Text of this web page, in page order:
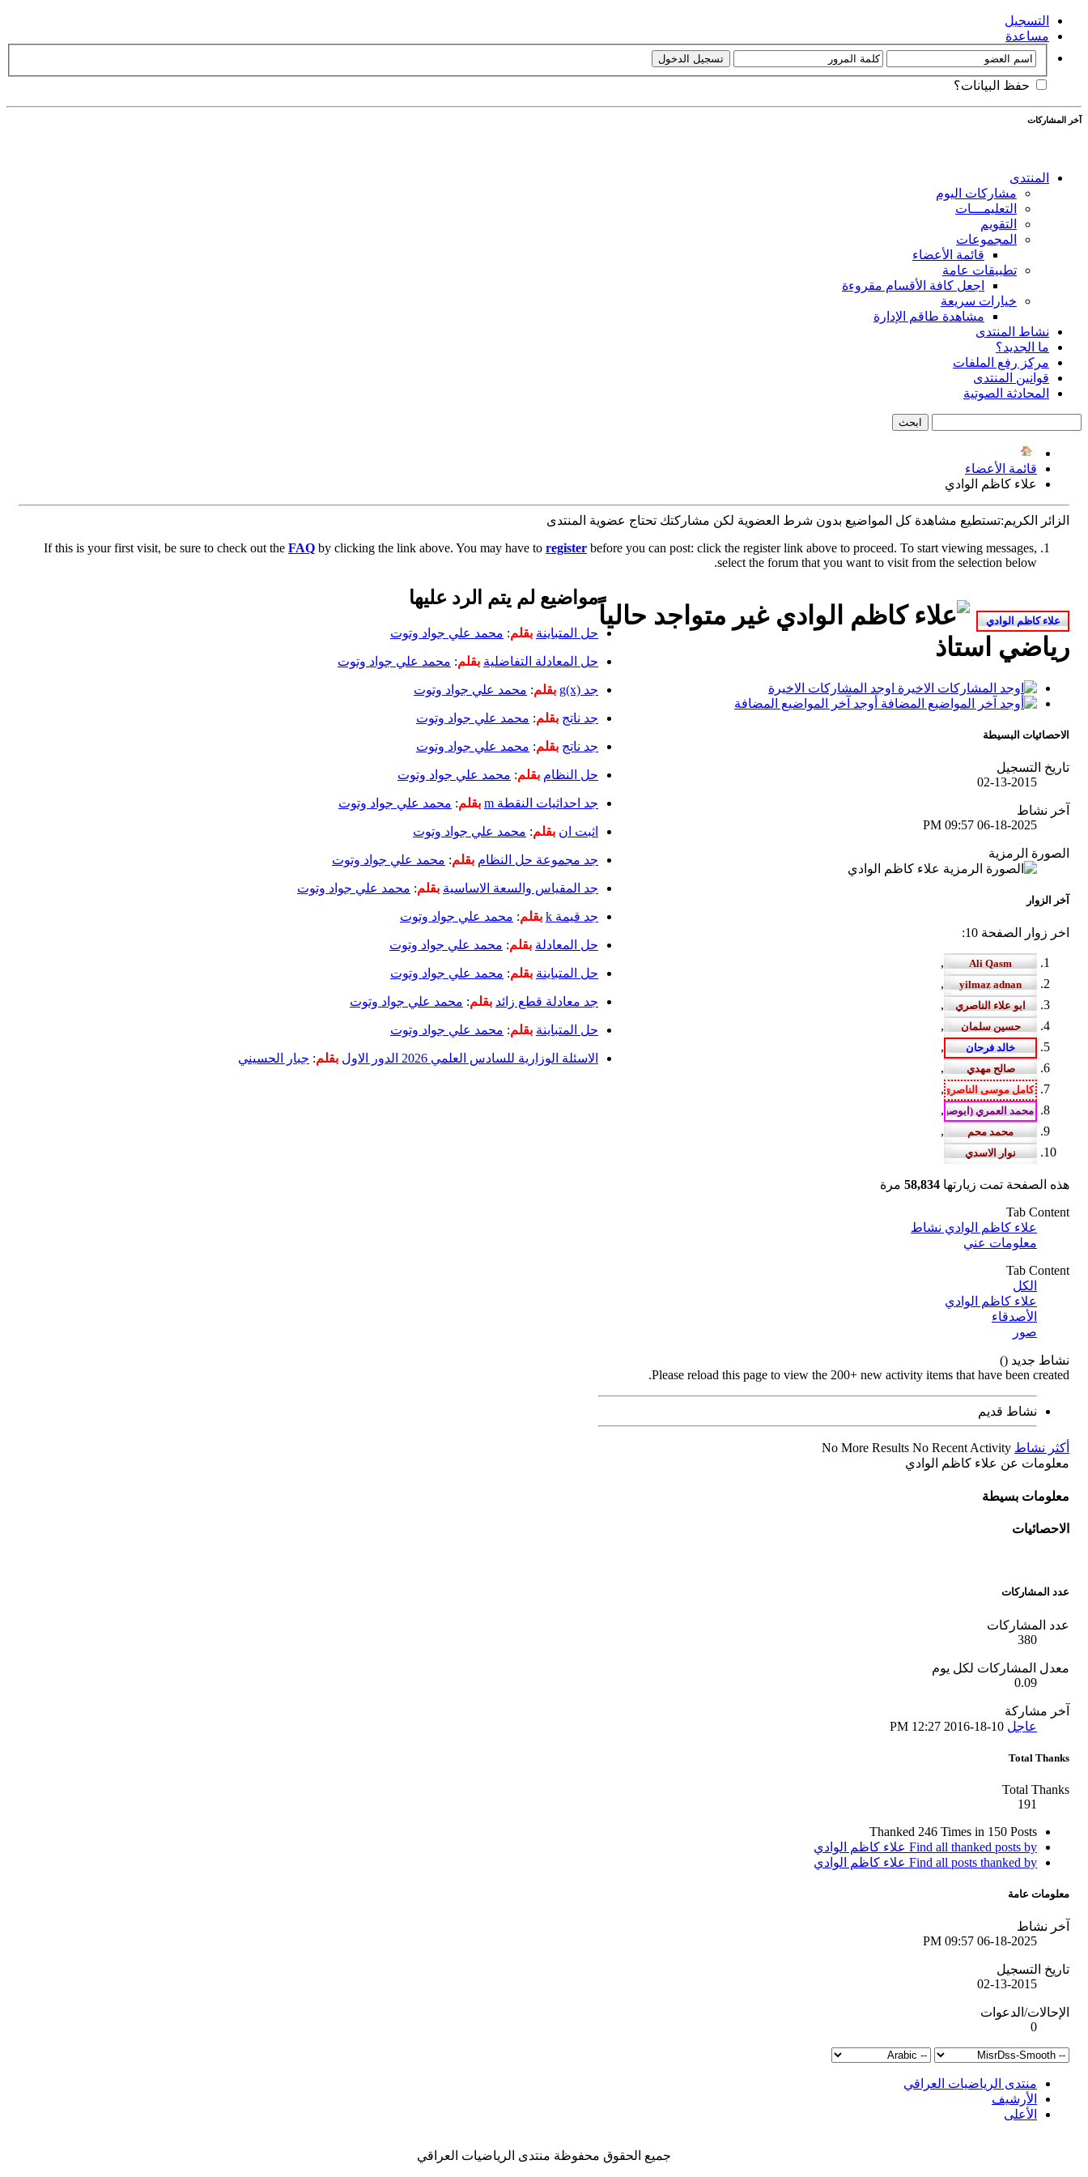
التسجيل
مساعدة
حفظ البيانات؟
آخر المشاركات
المنتدى
مشاركات اليوم
التعليمـــات
التقويم
المجموعات
قائمة الأعضاء
تطبيقات عامة
اجعل كافة الأقسام مقروءة
خيارات سريعة
مشاهدة طاقم الإدارة
نشاط المنتدى
ما الجديد؟
مركز رفع الملفات
قوانين المنتدى
المحادثة الصوتية
قائمة الأعضاء
علاء كاظم الوادي
الزائر الكريم:تستطيع مشاهدة كل المواضيع بدون شرط العضوية لكن مشاركتك تحتاج عضوية المنتدى
If this is your first visit, be sure to check out the FAQ by clicking the link above. You may have to register before you can post: click the register link above to proceed. To start viewing messages,
select the forum that you want to visit from the selection below.
رياضي استاذ
اوجد المشاركات الاخيرة
أوجد آخر المواضيع المضافة
الاحصائيات البسيطة
تاريخ التسجيل
02-13-2015
آخر نشاط
06-18-2025
09:57 PM
الصورة الرمزية
آخر الزوار
اخر زوار الصفحة 10:
,
,
,
,
,
,
,
,
,
هذه الصفحة تمت زيارتها 58,834 مرة
Tab Content
علاء كاظم الوادي نشاط
معلومات عني
Tab Content
الكل
علاء كاظم الوادي
الأصدقاء
صور
نشاط جديد ()
Please reload this page to view the 200+ new activity items that have been created.
نشاط قديم
أكثر نشاط No More Results No Recent Activity
معلومات عن علاء كاظم الوادي
معلومات بسيطة
الاحصائيات
عدد المشاركات
عدد المشاركات
380
معدل المشاركات لكل يوم
0.09
آخر مشاركة
عاجل
12:27 PM
Total Thanks
Total Thanks
191
Thanked 246 Times in 150 Posts
Find all thanked posts by علاء كاظم الوادي
Find all posts thanked by علاء كاظم الوادي
معلومات عامة
آخر نشاط
06-18-2025
09:57 PM
تاريخ التسجيل
02-13-2015
الإحالات/الدعوات
0
مواضيع لم يتم الرد عليها
حل المتباينة بقلم: محمد علي جواد وتوت
حل المعادلة التفاضلية بقلم: محمد علي جواد وتوت
جد g(x) بقلم: محمد علي جواد وتوت
جد ناتج بقلم: محمد علي جواد وتوت
جد ناتج بقلم: محمد علي جواد وتوت
حل النظام بقلم: محمد علي جواد وتوت
جد احداثيات النقطة m بقلم: محمد علي جواد وتوت
اثبت ان بقلم: محمد علي جواد وتوت
جد مجموعة حل النظام بقلم: محمد علي جواد وتوت
جد المقياس والسعة الاساسية بقلم: محمد علي جواد وتوت
جد قيمة k بقلم: محمد علي جواد وتوت
حل المعادلة بقلم: محمد علي جواد وتوت
حل المتباينة بقلم: محمد علي جواد وتوت
جد معادلة قطع زائد بقلم: محمد علي جواد وتوت
حل المتباينة بقلم: محمد علي جواد وتوت
الاسئلة الوزارية للسادس العلمي 2026 الدور الاول بقلم: جبار الحسيني
منتدى الرياضيات العراقي
الأرشيف
الأعلى
جميع الحقوق محفوظة منتدى الرياضيات العراقي